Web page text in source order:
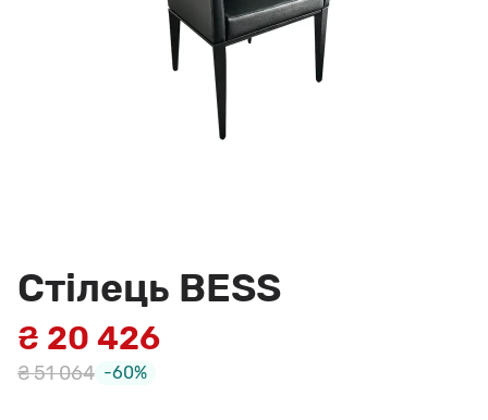
Стілець BESS
₴ 20 426
₴ 51 064 -60%